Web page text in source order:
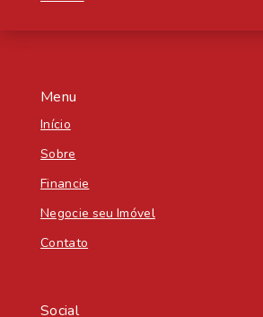
Menu
Início
Sobre
Financie
Negocie seu Imóvel
Contato
Social